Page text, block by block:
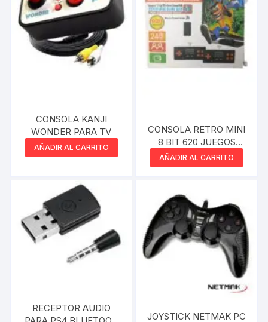
CONSOLA KANJI
WONDER PARA TV
AÑADIR AL CARRITO
CONSOLA RETRO MINI
8 BIT 620 JUEGOS
JOYSTICK
INALAMBRICOS A PILA
AÑADIR AL CARRITO
RECEPTOR AUDIO
JOYSTICK NETMAK PC